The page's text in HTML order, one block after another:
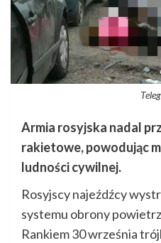
Armia rosyjska nadal
rakietowe, powodując
ludności cywilnej.
Rosyjscy najeźdźcy
systemu obrony
Rankiem 30 września